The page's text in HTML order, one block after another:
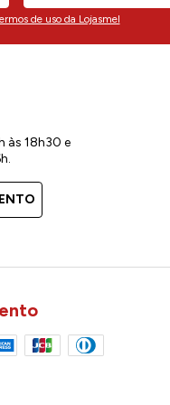
de uso da Lojasmel
às 18h30 e